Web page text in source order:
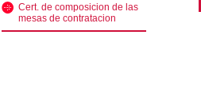
Cert. de composicion de las
mesas de contratacion